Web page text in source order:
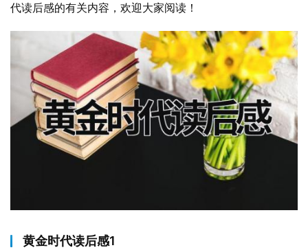
代读后感的有关内容，欢迎大家阅读！
黄金时代读后感1